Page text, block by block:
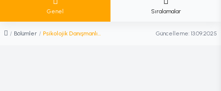
Genel Sıralamalar
/ Bölümler / Psikolojik Danışmanlık ve Rehberlik Öğretmenliği Güncelleme: 13.09.2025